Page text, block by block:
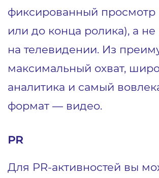
фиксированный просмотр
или до конца ролика), а не
на телевидении. Из
максимальный охват,
аналитика и самый
формат ― видео.
PR
Для PR-активностей вы